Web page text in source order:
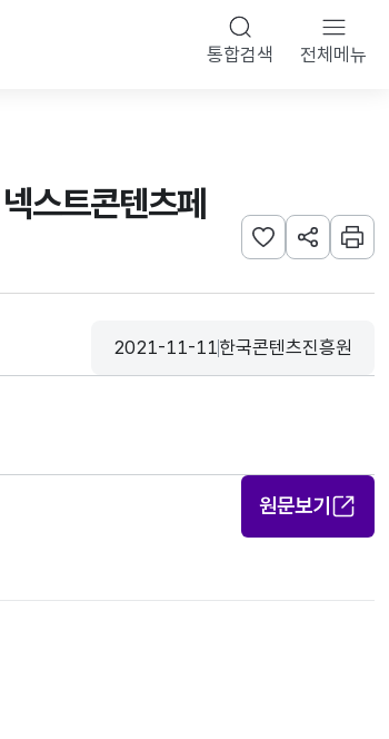
통합검색 전체메뉴
스트콘텐츠페
관심사 등록하기
URL 공유하
인쇄
등록일
2021-11-11
수집기관
한국콘텐츠진흥원
원문보기